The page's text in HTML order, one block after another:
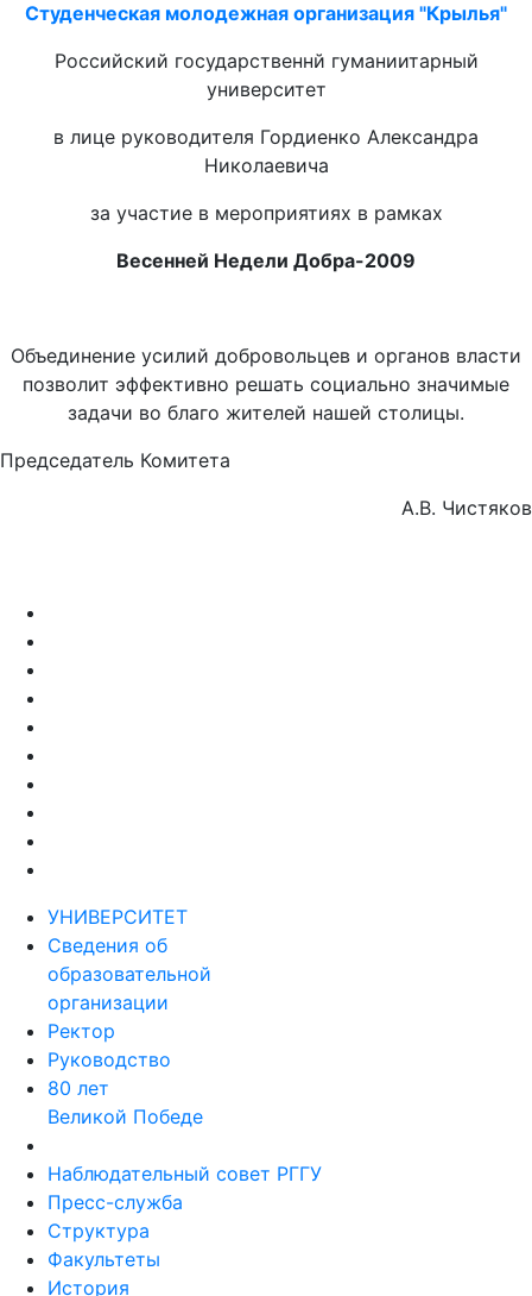
Студенческая молодежная организация "Крылья"
Российский государственнй гуманиитарный
университет
в лице руководителя Гордиенко Александра
Николаевича
за участие в мероприятиях в рамках
Весенней Недели Добра-2009
Объединение усилий добровольцев и органов власти
позволит эффективно решать социально значимые
задачи во благо жителей нашей столицы.
Председатель Комитета
А.В. Чистяков
УНИВЕРСИТЕТ
Сведения об
образовательной
организации
Ректор
Руководство
80 лет
Великой Победе
Наблюдательный совет РГГУ
Пресс-служба
Структура
Факультеты
История